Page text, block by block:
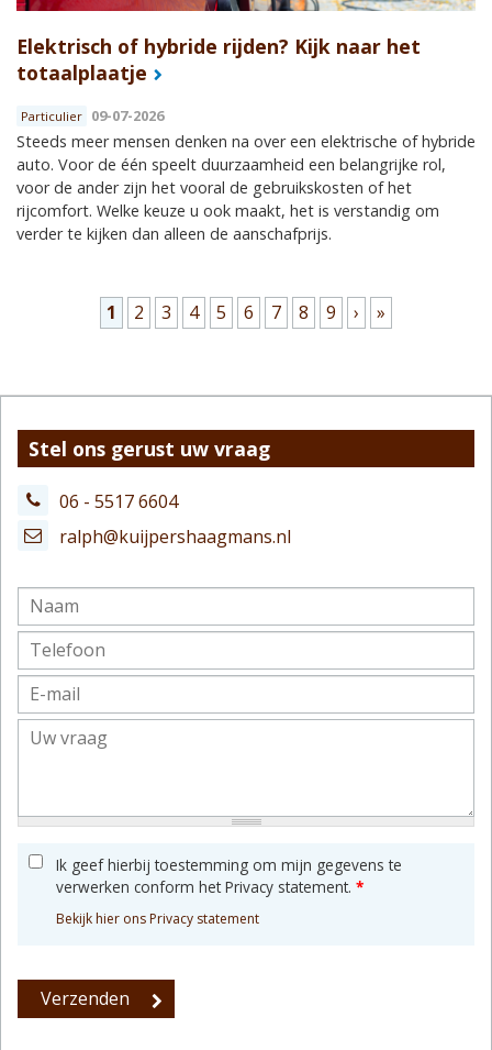
Elektrisch of hybride rijden? Kijk naar het
totaalplaatje
Particulier 09-07-2026
Steeds meer mensen denken na over een elektrische of hybride
auto. Voor de één speelt duurzaamheid een belangrijke rol,
voor de ander zijn het vooral de gebruikskosten of het
rijcomfort. Welke keuze u ook maakt, het is verstandig om
verder te kijken dan alleen de aanschafprijs.
1 2 3 4 5 6 7 8 9 › »
Stel ons gerust uw vraag
06 - 5517 6604
ralph@kuijpershaagmans.nl
Ik geef hierbij toestemming om mijn gegevens te
verwerken conform het Privacy statement. *
Bekijk hier ons Privacy statement